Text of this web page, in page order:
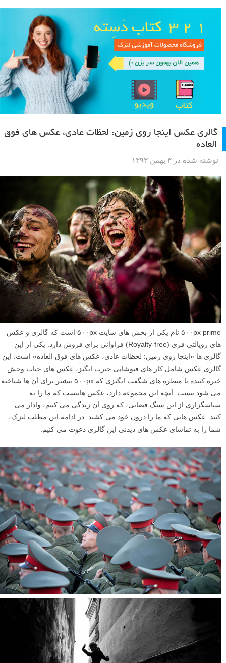
گالری عکس اینجا روی زمین: لحظات عادی، عکس های فوق
العاده
نوشته شده در ۳ بهمن ۱۳۹۳
۵۰۰px prime نام یکی از بخش های سایت ۵۰۰px است که گالری و عکس
های رویالتی فری (Royalty-free) فراوانی برای فروش دارد. یکی از این
گالری ها «اینجا روی زمین: لحظات عادی، عکس های فوق العاده» است. این
گالری عکس شامل کار های فتوشاپی حیرت انگیز، عکس های حیات وحش
خیره کننده یا منظره های شگفت انگیزی که ۵۰۰px بیشتر برای آن ها شناخته
می شود نیست. آنچه این مجموعه دارد، عکس هاییست که ما را به
سپاسگزاری از این سنگ فضایی، که روی آن زندگی می کنیم، وادار می
کنند. عکس هایی که ما را درون خود می کشند. در ادامه این مطلب لنزک،
شما را به تماشای عکس های دیدنی این گالری دعوت می کنیم.